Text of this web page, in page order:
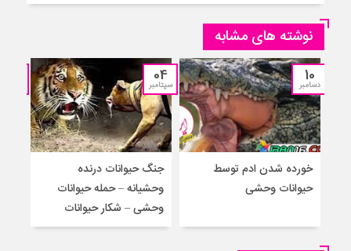
نوشته های مشابه
10
دسامبر
خورده شدن ادم توسط
حیوانات وحشی
04
سپتامبر
جنگ حیوانات درنده
وحشیانه – حمله حیوانات
وحشی – شکار حیوانات